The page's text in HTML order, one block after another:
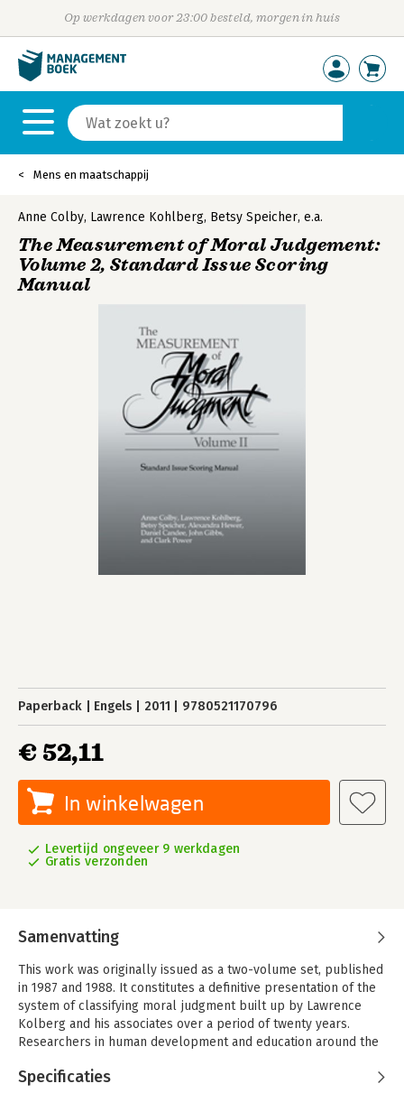
Op werkdagen voor 23:00 besteld, morgen in huis
Mens en maatschappij
Anne Colby, Lawrence Kohlberg, Betsy Speicher, e.a.
The Measurement of Moral Judgement:
Volume 2, Standard Issue Scoring
Manual
Paperback Engels 2011 9780521170796
€ 52,11
In winkelwagen
Levertijd ongeveer 9 werkdagen
Gratis verzonden
Samenvatting
This work was originally issued as a two-volume set, published
in 1987 and 1988. It constitutes a definitive presentation of the
system of classifying moral judgment built up by Lawrence
Kolberg and his associates over a period of twenty years.
Researchers in human development and education around the
system - indeed, all those seriously interested in
Specificaties